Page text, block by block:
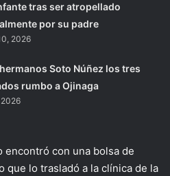
tras ser atropellado
por su padre
2026
Soto Núñez los tres
rumbo a Ojinaga
encontró con una bolsa de
que lo trasladó a la clínica de la